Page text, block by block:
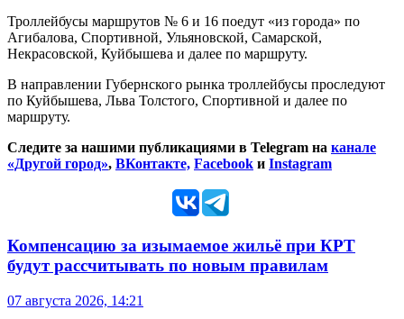
Троллейбусы маршрутов № 6 и 16 поедут «из города» по
Агибалова, Спортивной, Ульяновской, Самарской,
Некрасовской, Куйбышева и далее по маршруту.
В направлении Губернского рынка троллейбусы проследуют
по Куйбышева, Льва Толстого, Спортивной и далее по
маршруту.
Следите за нашими публикациями в Telegram на канале
«Другой город», ВКонтакте, Facebook и Instagram
Компенсацию за изымаемое жильё при КРТ
будут рассчитывать по новым правилам
07 августа 2026, 14:21